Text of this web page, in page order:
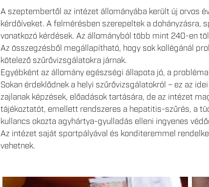
A szeptembertől az intézet állományába került új orvos
kérdőíveket. A felmérésben szerepeltek a dohányzásra,
vonatkozó kérdések. Az állományból több mint 240-en
Az összegzésből megállapítható, hogy sok kollégánál
kötelező szűrővizsgálatokra járnak.
Egyébként az állomány egészségi állapota jó, a
Sokan érdeklődnek a helyi szűrővizsgálatokról – ez az
zajlanak képzések, előadások tartására, de az intézet
tájékoztatót, emellett rendszeres a hepatitis-szűrés, a
kullancs okozta agyhártya-gyulladás elleni ingyenes
Az intézet saját sportpályával és konditeremmel
vehetnek.